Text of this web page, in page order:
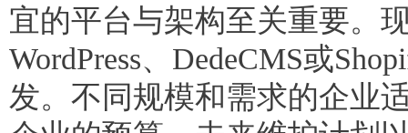
宜的平台与架构至关重要。
WordPress、DedeCMS或
发。不同规模和需求的企业